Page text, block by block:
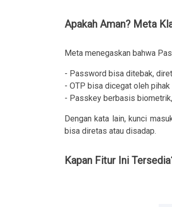
Apakah Aman? Meta
Meta menegaskan bahwa
- Password bisa ditebak,
- OTP bisa dicegat oleh
- Passkey berbasis
Dengan kata lain, kunci
bisa diretas atau disadap.
Kapan Fitur Ini